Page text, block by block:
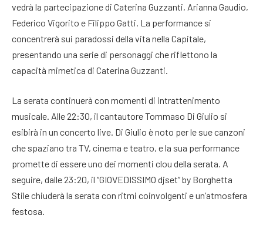
vedrà la partecipazione di Caterina Guzzanti, Arianna Gaudio,
Federico Vigorito e Filippo Gatti. La performance si
concentrerà sui paradossi della vita nella Capitale,
presentando una serie di personaggi che riflettono la
capacità mimetica di Caterina Guzzanti.
La serata continuerà con momenti di intrattenimento
musicale. Alle 22:30, il cantautore Tommaso Di Giulio si
esibirà in un concerto live. Di Giulio è noto per le sue canzoni
che spaziano tra TV, cinema e teatro, e la sua performance
promette di essere uno dei momenti clou della serata. A
seguire, dalle 23:20, il “GIOVEDISSIMO djset” by Borghetta
Stile chiuderà la serata con ritmi coinvolgenti e un’atmosfera
festosa.